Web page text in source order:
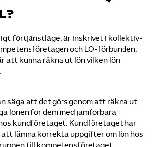
förtjänstläge, är inskrivet i kollektiv­
och LO-förbunden.
att kunna räkna ut lön vilken lön
säga att det görs genom att räkna ut
lönen för dem med jämförbara
kund­företaget. Kund­företaget har
lämna korrekta uppgifter om lön hos
till kompetens­företaget.